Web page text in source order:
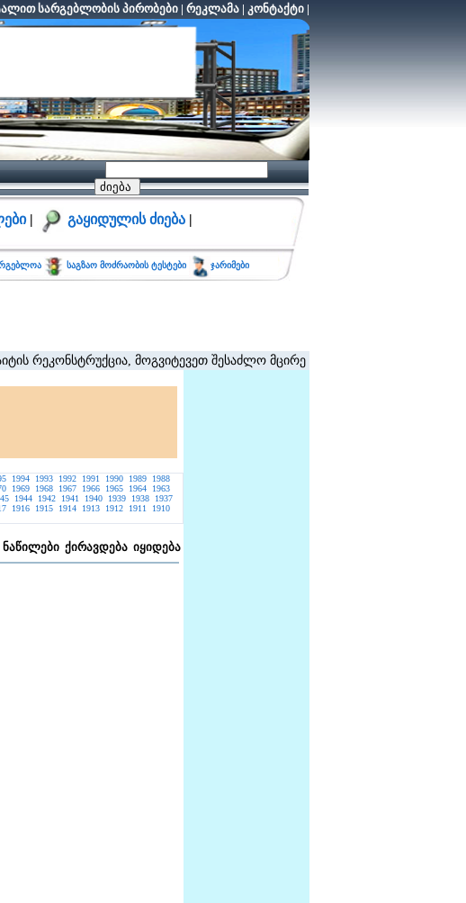
სარგებლობის პირობები | რეკლამა | კონტაქტი |
| გაყიდულის ძიება |
საგზაო მოძრაობის ტესტები ჯარიმები
მოგვიტევეთ შესაძლო მცირე შეფერხებისთვის. (შეზღუდვა არ
1994 1993 1992 1991 1990 1989
1988
1969 1968 1967 1966 1965 1964
1963
1944 1942 1941 1940 1939 1938
1937
1916 1915 1914 1913 1912 1911
1910
ნაწილები ქირავდება იყიდება